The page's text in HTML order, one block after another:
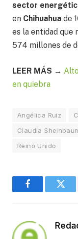
sector
en Chihuahua de
es la entidad que
574 millones de
LEER MÁS →
en quiebra
Angélica Ruiz
Claudia
Reino Unido
Facebook